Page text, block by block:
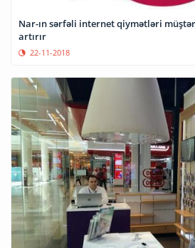
Nar-ın sərfəli internet qiymətləri
artırır
22-11-2018